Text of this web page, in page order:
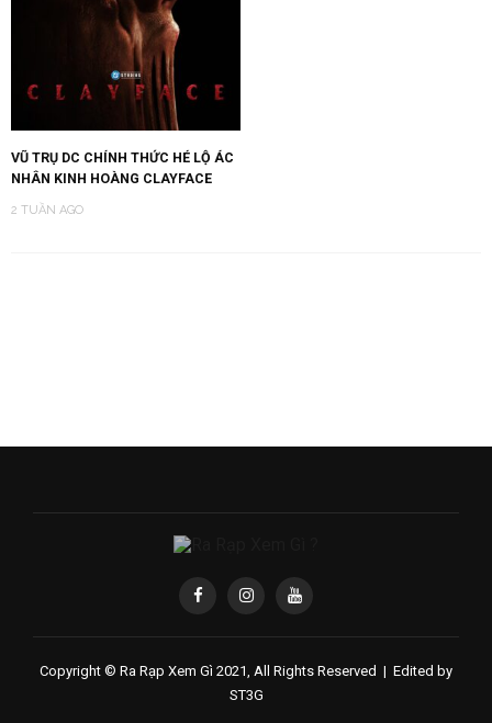
VŨ TRỤ DC CHÍNH THỨC HÉ LỘ ÁC
NHÂN KINH HOÀNG CLAYFACE
2 TUẦN AGO
Copyright © Ra Rạp Xem Gì 2021, All Rights Reserved | Edited by
ST3G